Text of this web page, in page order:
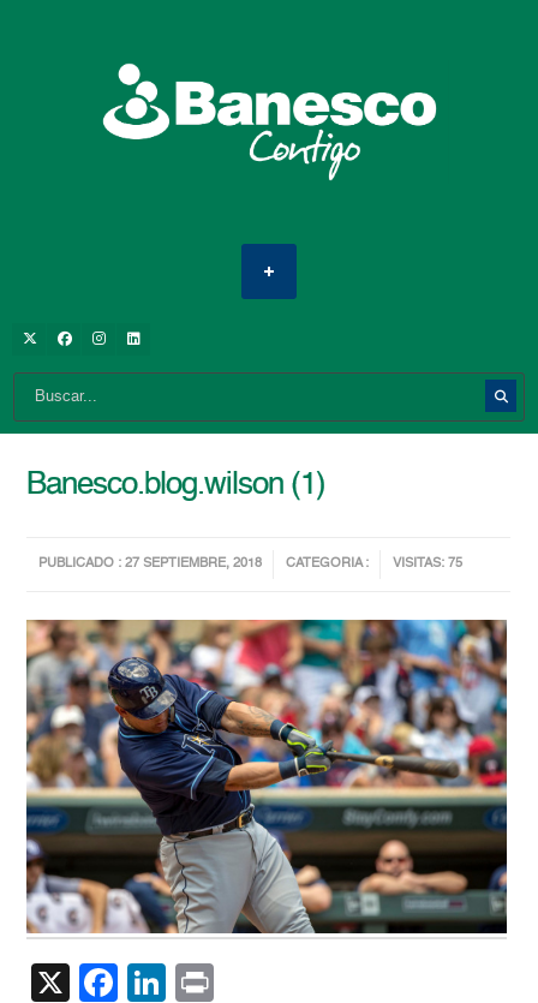
Banesco.blog.wilson (1)
PUBLICADO : 27 SEPTIEMBRE, 2018 CATEGORIA : VISITAS: 75
X Facebook
LinkedIn